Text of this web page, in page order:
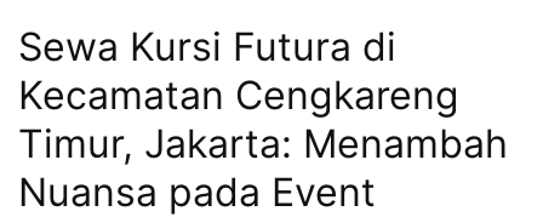
Sewa Kursi Futura di
Kecamatan Cengkareng
Timur, Jakarta: Menambah
Nuansa pada Event